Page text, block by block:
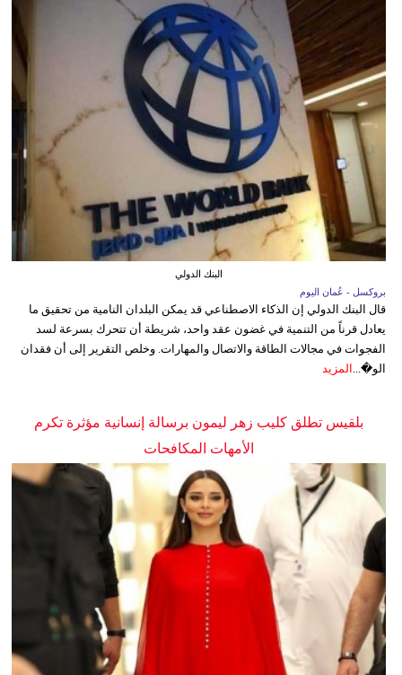
البنك الدولي
بروكسل - عُمان اليوم
قال البنك الدولي إن الذكاء الاصطناعي قد يمكن البلدان النامية من تحقيق ما
يعادل قرناً من التنمية في غضون عقد واحد، شريطة أن تتحرك بسرعة لسد
الفجوات في مجالات الطاقة والاتصال والمهارات. وخلص التقرير إلى أن فقدان
الو�... المزيد
بلقيس تطلق كليب زهر ليمون برسالة إنسانية مؤثرة تكرم
الأمهات المكافحات